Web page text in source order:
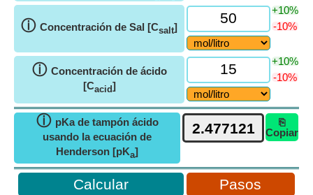
ⓘ Concentración de Sal [Csalt]
+10%
-10%
ⓘ Concentración de ácido
[Cacid]
+10%
-10%
ⓘ pKa de tampón ácido
usando la ecuación de
Henderson [pKa]
⎘
Copiar
Pasos